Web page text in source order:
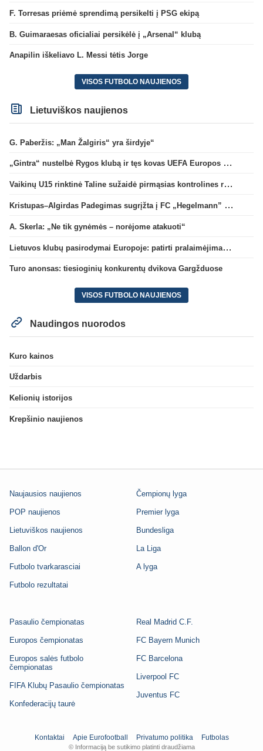
F. Torresas priėmė sprendimą persikelti į PSG ekipą
B. Guimaraesas oficialiai persikėlė į „Arsenal“ klubą
Anapilin iškeliavo L. Messi tėtis Jorge
VISOS FUTBOLO NAUJIENOS
Lietuviškos naujienos
G. Paberžis: „Man Žalgiris“ yra širdyje“
„Gintra“ nustelbė Rygos klubą ir tęs kovas UEFA Europos taurės atrankoje
Vaikinų U15 rinktinė Taline sužaidė pirmąsias kontrolines rungtynes
Kristupas–Algirdas Padegimas sugrįžta į FC „Hegelmann” B sudėtį
A. Skerla: „Ne tik gynėmės – norėjome atakuoti“
Lietuvos klubų pasirodymai Europoje: patirti pralaimėjimai Kroatijos atstovams
Turo anonsas: tiesioginių konkurentų dvikova Gargžduose
VISOS FUTBOLO NAUJIENOS
Naudingos nuorodos
Kuro kainos
Uždarbis
Kelionių istorijos
Krepšinio naujienos
Naujausios naujienos
POP naujienos
Lietuviškos naujienos
Ballon d'Or
Futbolo tvarkarasciai
Futbolo rezultatai
Čempionų lyga
Premier lyga
Bundesliga
La Liga
A lyga
Pasaulio čempionatas
Europos čempionatas
Europos salės futbolo
čempionatas
FIFA Klubų Pasaulio čempionatas
Konfederacijų taurė
Real Madrid C.F.
FC Bayern Munich
FC Barcelona
Liverpool FC
Juventus FC
Kontaktai Apie Eurofootball Privatumo politika Futbolas
© Informaciją be sutikimo platinti draudžiama